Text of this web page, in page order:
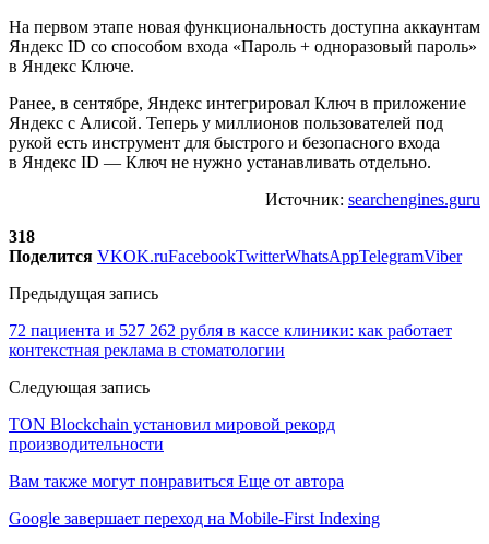
На первом этапе новая функциональность доступна аккаунтам
Яндекс ID со способом входа «Пароль + одноразовый пароль»
в Яндекс Ключе.
Ранее, в сентябре, Яндекс интегрировал Ключ в приложение
Яндекс с Алисой. Теперь у миллионов пользователей под
рукой есть инструмент для быстрого и безопасного входа
в Яндекс ID — Ключ не нужно устанавливать отдельно.
Источник: searchengines.guru
318
Поделится VKOK.ruFacebookTwitterWhatsAppTelegramViber
Предыдущая запись
72 пациента и 527 262 рубля в кассе клиники: как работает
контекстная реклама в стоматологии
Следующая запись
TON Blockchain установил мировой рекорд
производительности
Вам также могут понравиться Еще от автора
Google завершает переход на Mobile-First Indexing